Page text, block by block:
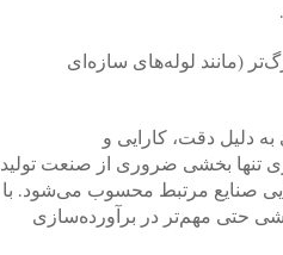
(مانند لوله‌های سازه‌ای
دلیل دقت، کارایی و
تنها بخشی ضروری از صنعت تولید
صنایع مرتبط محسوب می‌شود. با
حتی مهم‌تر در برآورده‌سازی